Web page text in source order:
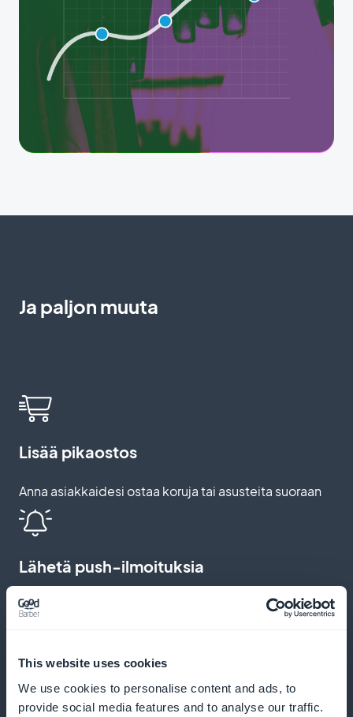
This website uses cookies
We use cookies to personalise content and ads, to
provide social media features and to analyse our traffic.
Ja paljon muuta
Lisää pikaostos
Anna asiakkaidesi ostaa koruja tai asusteita suoraan
Lähetä push-ilmoituksia
Ilmoita asiakkaillesi, kun uusi mallisto tai
Tarjoa henkilökohtaisia alennuskoodeja